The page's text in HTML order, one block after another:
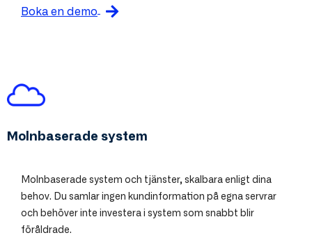
Boka en demo
Molnbaserade system
Molnbaserade system och tjänster, skalbara enligt dina
behov. Du samlar ingen kundinformation på egna servrar
och behöver inte investera i system som snabbt blir
föråldrade.